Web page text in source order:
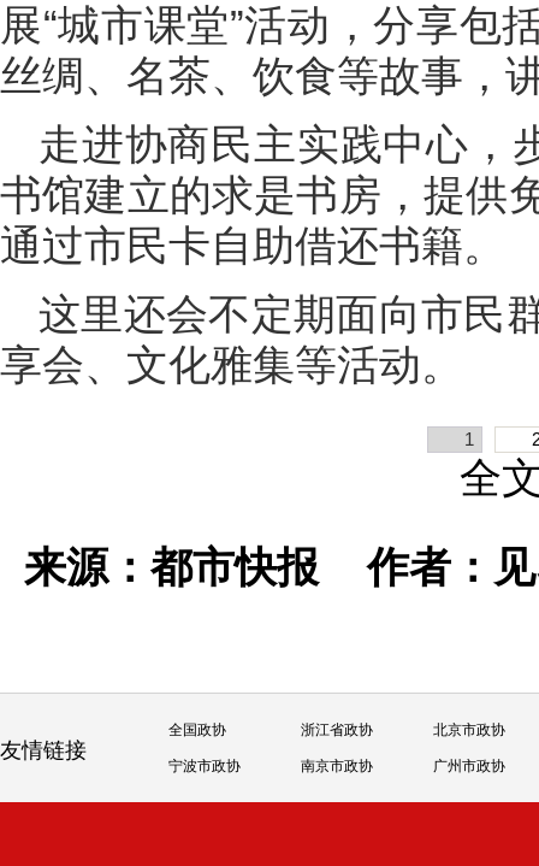
展“城市课堂”活动，分享包
丝绸、名茶、饮食等故事，
走进协商民主实践中心，
书馆建立的求是书房，提供
通过市民卡自助借还书籍。
这里还会不定期面向市民
享会、文化雅集等活动。
1
全
来源：都市快报作者：
友情链接
全国政协 浙江省政协 北京市政协
宁波市政协 南京市政协 广州市政协